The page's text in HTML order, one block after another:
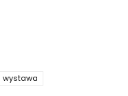
wystawa